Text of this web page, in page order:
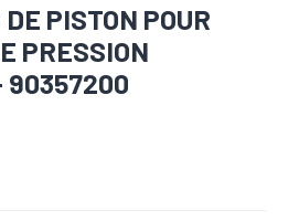
PISTON POUR
PRESSION
90357200